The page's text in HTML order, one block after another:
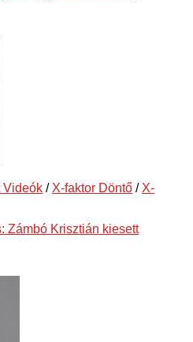
Videók / X-faktor Döntő / X-
Zámbó Krisztián kiesett